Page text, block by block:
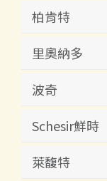
柏肯特
里奧納多
波奇
Schesir鮮時
萊馥特